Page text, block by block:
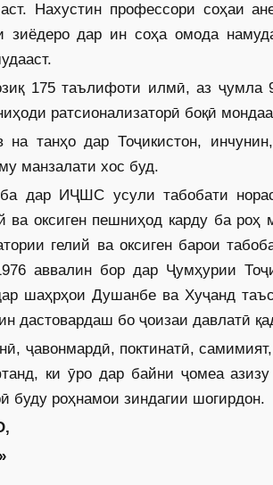
Нахустин профессори соҳаи
зиёдеро дар ин соҳа омода
175 таълифоти илмӣ, аз ҷумла
ратсионализаторӣ боқӣ
на танҳо дар Тоҷикистон,
манзалати хос буд.
дар ИҶШС усули табобати
ва оксиген пешниҳод карду ба
гелий ва оксиген барои
аввалин бор дар Ҷумҳурии
шаҳрҳои Душанбе ва Хуҷанд
даст­овардаш бо ҷоизаи давлатӣ
ҷавонмардӣ, поктинатӣ,
ки ӯро дар байни ҷомеа
буду роҳнамои зиндагии шогирдон.